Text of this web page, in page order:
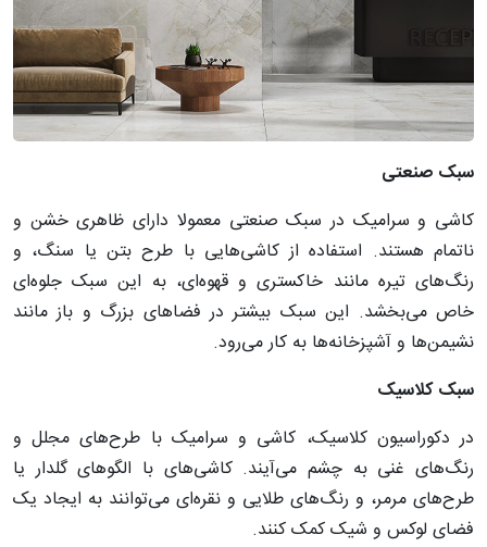
سبک صنعتی
کاشی و سرامیک در سبک صنعتی معمولا دارای ظاهری خشن و
ناتمام هستند. استفاده از کاشی‌هایی با طرح بتن یا سنگ، و
رنگ‌های تیره مانند خاکستری و قهوه‌ای، به این سبک جلوه‌ای
خاص می‌بخشد. این سبک بیشتر در فضاهای بزرگ و باز مانند
نشیمن‌ها و آشپزخانه‌ها به کار می‌رود.
سبک کلاسیک
در دکوراسیون کلاسیک، کاشی و سرامیک با طرح‌های مجلل و
رنگ‌های غنی به چشم می‌آیند. کاشی‌های با الگوهای گلدار یا
طرح‌های مرمر، و رنگ‌های طلایی و نقره‌ای می‌توانند به ایجاد یک
فضای لوکس و شیک کمک کنند.